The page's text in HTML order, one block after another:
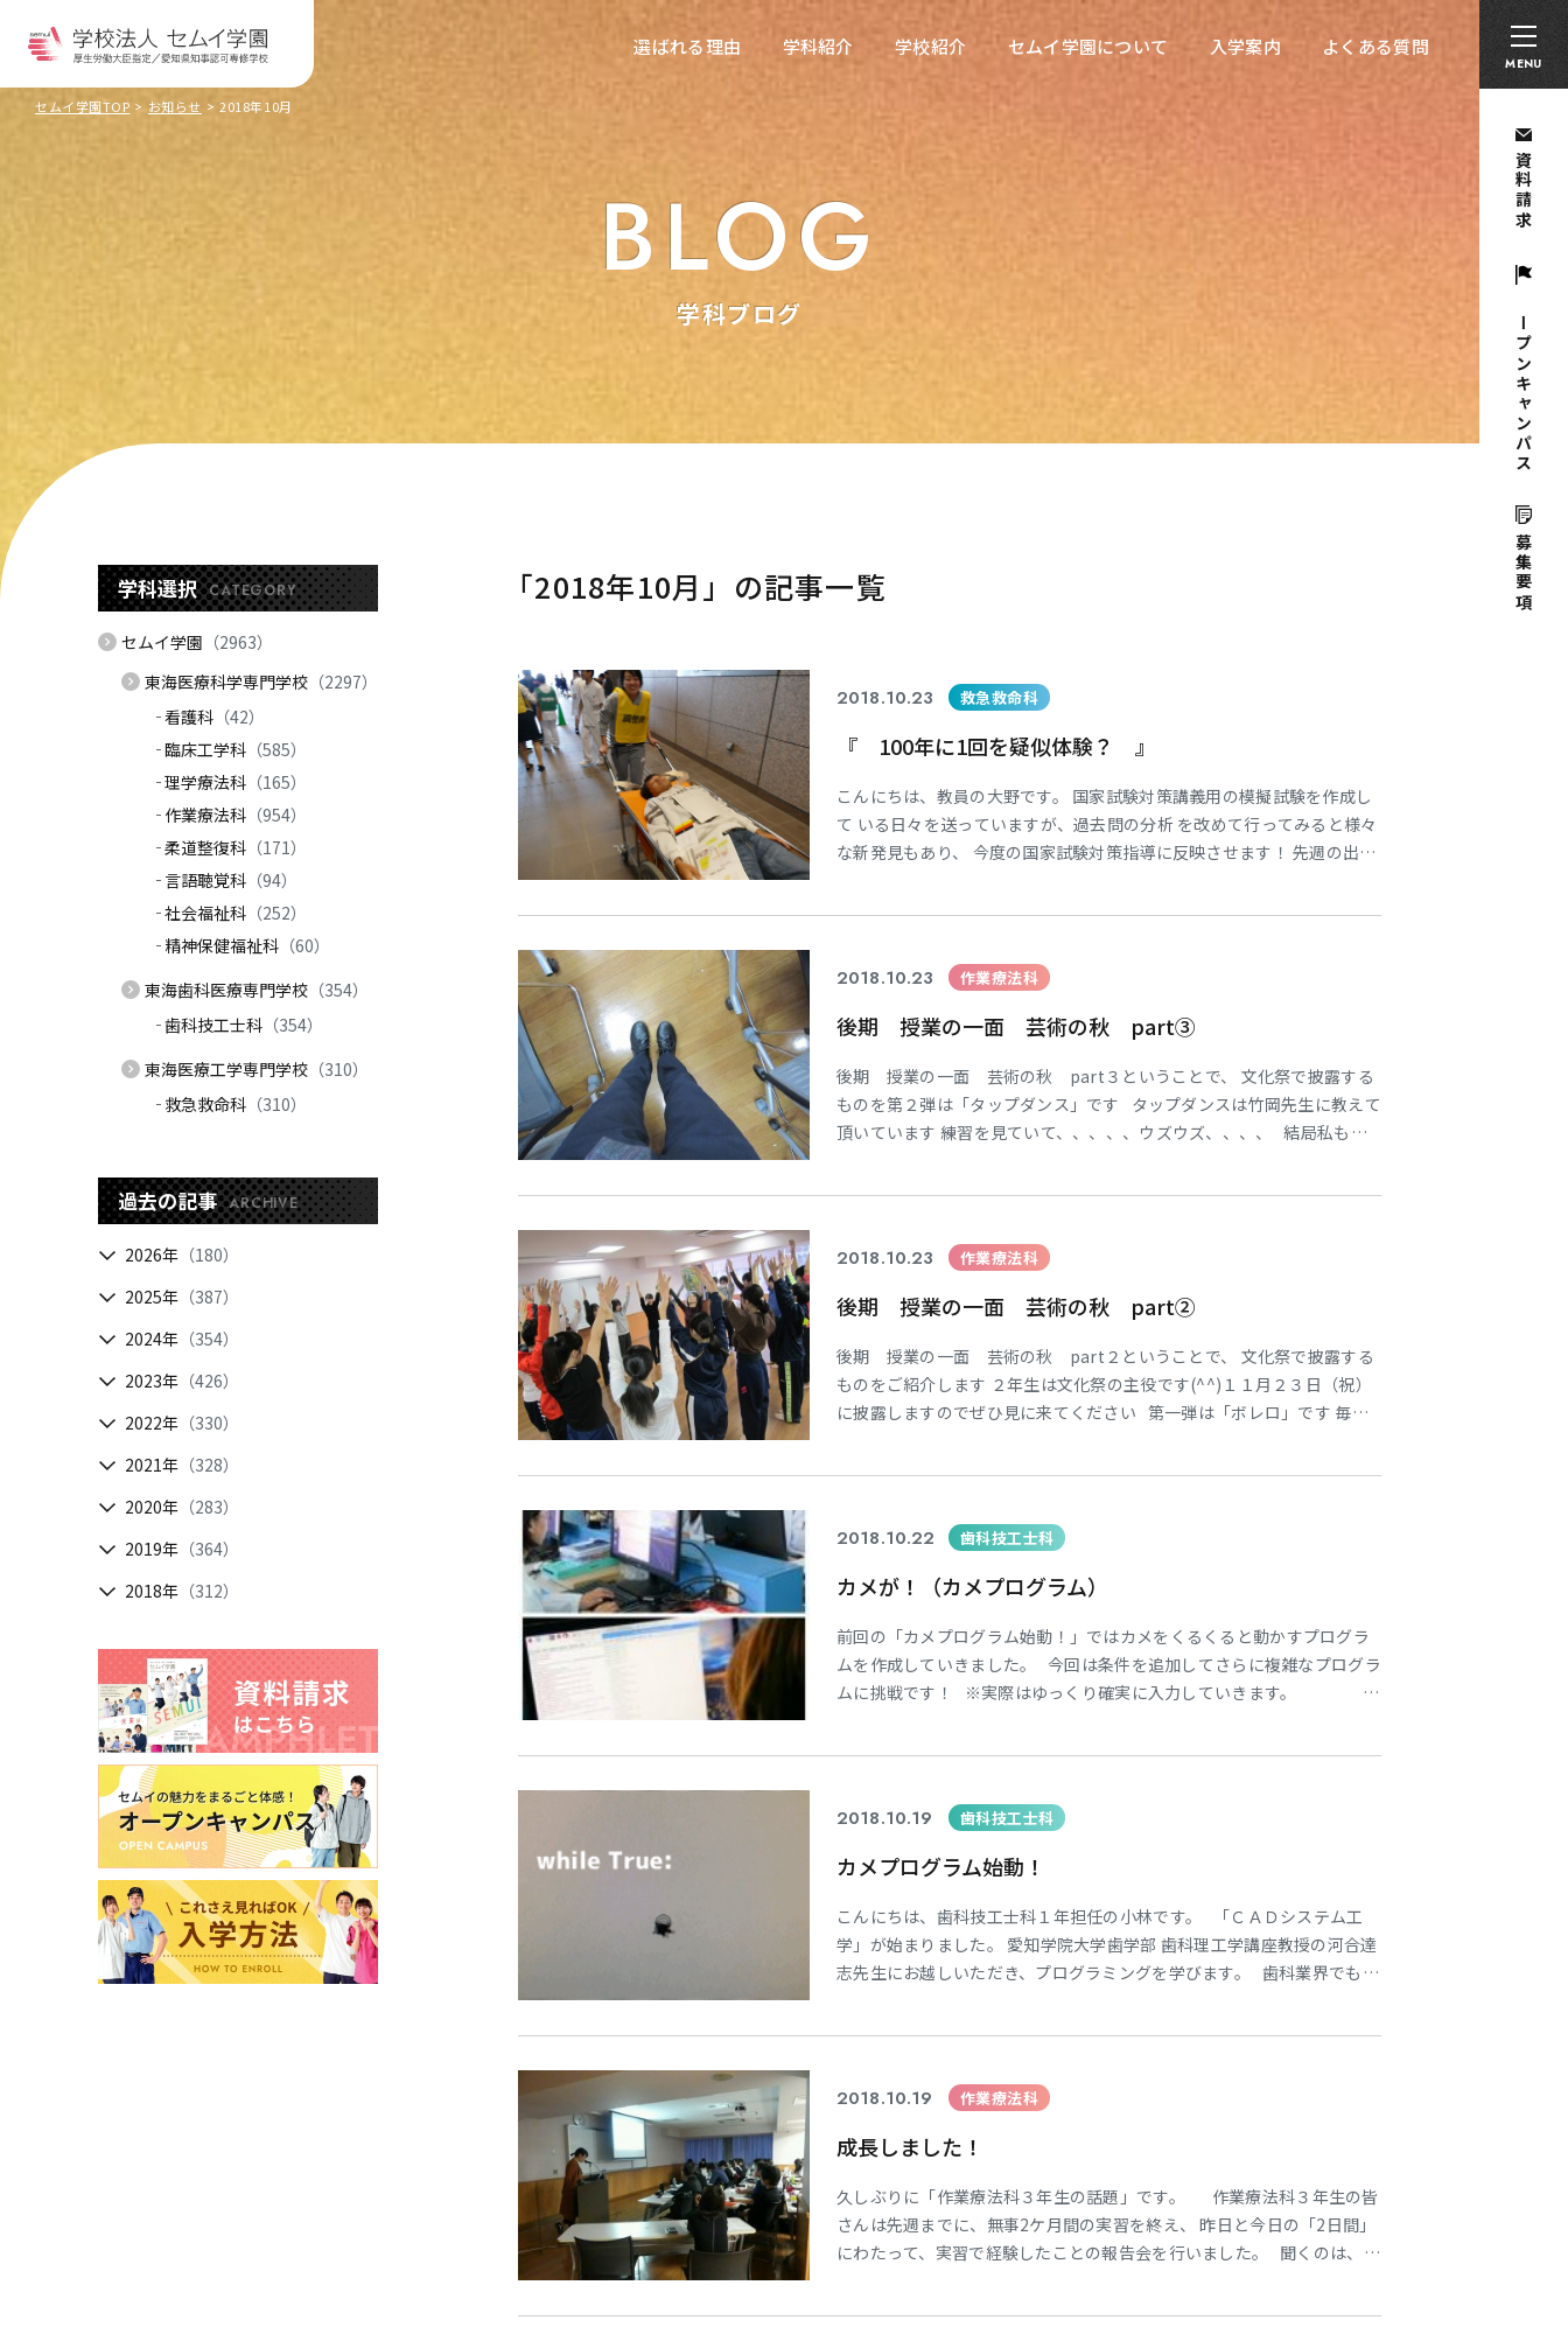
MENU
選ばれる理由 学科紹介 学校紹介 セムイ学園について 入学案内 よくある質問
資料請求
オープンキャンパス
募集要項
採用担当者の方へ 留学生の方へ
選ばれる理由 学科紹介 学校紹介
東海医療科学専門学校
東海歯科医療専門学校
セムイ学園について 入学案内 よくある質問
セムイ学園TOP お知らせ 2018年10月
BLOG
学科ブログ
｢2018年10月」の記事一覧
2018.10.23 救急救命科
『 100年に1回を疑似体験？ 』
こんにちは、教員の大野です。 国家試験対策講義用の模擬試験を作成し
て いる日々を送っていますが、過去問の分析 を改めて行ってみると様々
な新発見もあり、 今度の国家試験対策指導に反映させます！ 先週の出来
2018.10.23 作業療法科
後期 授業の一面 芸術の秋 part③
後期 授業の一面 芸術の秋 part３ということで、 文化祭で披露する
ものを第２弾は「タップダンス」です タップダンスは竹岡先生に教えて
頂いています 練習を見ていて、、、、、ウズウズ、、、、 結局私もタ
2018.10.23 作業療法科
後期 授業の一面 芸術の秋 part②
後期 授業の一面 芸術の秋 part２ということで、 文化祭で披露する
ものをご紹介します ２年生は文化祭の主役です(^^)１１月２３日（祝）
に披露しますのでぜひ見に来てください 第一弾は「ボレロ」です 毎年
2018.10.22 歯科技工士科
カメが！（カメプログラム）
前回の「カメプログラム始動！」ではカメをくるくると動かすプログラ
ムを作成していきました。 今回は条件を追加してさらに複雑なプログラ
ムに挑戦です！ ※実際はゆっくり確実に入力していきます。 プ
2018.10.19 歯科技工士科
カメプログラム始動！
こんにちは、歯科技工士科１年担任の小林です。 「ＣＡＤシステム工
学」が始まりました。 愛知学院大学歯学部 歯科理工学講座教授の河合達
志先生にお越しいただき、プログラミングを学びます。 歯科業界でもコ
2018.10.19 作業療法科
成長しました！
久しぶりに「作業療法科３年生の話題」です。 作業療法科３年生の皆
さんは先週までに、無事2ケ月間の実習を終え、 昨日と今日の「2日間」
にわたって、実習で経験したことの報告会を行いました。 聞くのは、後
学科選択 CATEGORY
セムイ学園 （2963）
東海医療科学専門学校 （2297）
看護科 （42）
臨床工学科 （585）
理学療法科 （165）
作業療法科 （954）
柔道整復科 （171）
言語聴覚科 （94）
社会福祉科 （252）
精神保健福祉科 （60）
東海歯科医療専門学校 （354）
歯科技工士科 （354）
東海医療工学専門学校 （310）
救急救命科 （310）
過去の記事 ARCHIVE
2026年 （180）
2025年 （387）
2024年 （354）
2023年 （426）
2022年 （330）
2021年 （328）
2020年 （283）
2019年 （364）
2018年 （312）